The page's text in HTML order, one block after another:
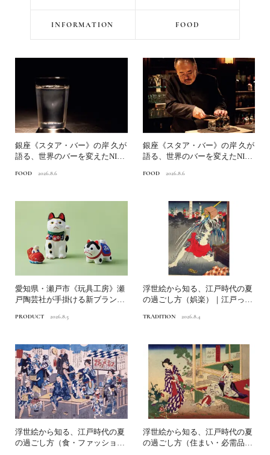
INFORMATION FOOD
銀座《スタア・バー》の岸 久が
語る、世界のバーを変えたNINJ
FOOD 2026.8.6
銀座《スタア・バー》の岸 久が
語る、世界のバーを変えたNINJ
FOOD 2026.8.6
愛知県・瀬戸市《玩具工房》瀬
戸陶芸社が手掛ける新ブランド
PRODUCT 2026.8.5
浮世絵から知る、江戸時代の夏
の過ごし方（娯楽）｜江戸っ子
TRADITION 2026.8.4
浮世絵から知る、江戸時代の夏
の過ごし方（食・ファッショ
浮世絵から知る、江戸時代の夏
の過ごし方（住まい・必需品）